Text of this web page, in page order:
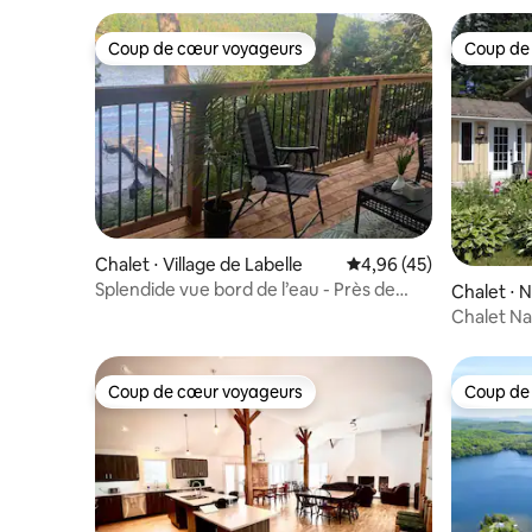
Coup de cœur voyageurs
Coup de cœur voyageurs
Chalet ⋅ Village de Labelle Évaluation moyenne
4,96 (45)
Splendide vue bord de l’eau - Près de
Coup
Coup
Chalet ⋅
Chalet
Coup de cœur voyageurs
Coup de cœur voyageurs Coup
Coup